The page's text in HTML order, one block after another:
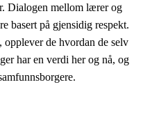
Dialogen mellom lærer og
basert på gjensidig respekt.
opplever de hvordan de selv
har en verdi her og nå, og